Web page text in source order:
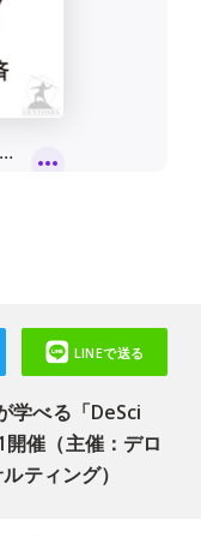
学べる「DeSci
催（主催：デロ
ティング）
LINEで送る